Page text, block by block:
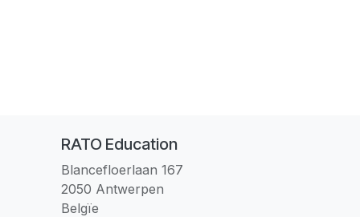
RATO Education
Blancefloerlaan 167
2050 Antwerpen
Belgïe